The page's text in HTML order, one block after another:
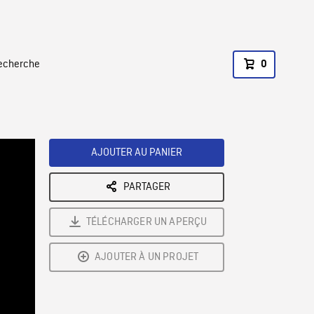
0
AJOUTER AU PANIER
PARTAGER
TÉLÉCHARGER UN APERÇU
AJOUTER À UN PROJET